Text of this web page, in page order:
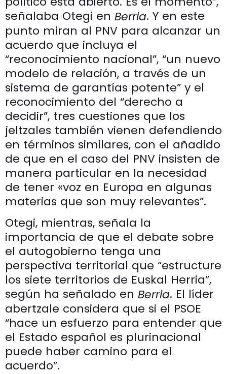
señalaba Otegi en Berria. Y en este
punto miran al PNV para alcanzar un
acuerdo que incluya el
“reconocimiento nacional”, “un nuevo
modelo de relación, a través de un
sistema de garantías potente” y el
reconocimiento del “derecho a
decidir”, tres cuestiones que los
jeltzales también vienen defendiendo
en términos similares, con el añadido
de que en el caso del PNV insisten de
manera particular en la necesidad
de tener «voz en Europa en algunas
materias que son muy relevantes”.
Otegi, mientras, señala la
importancia de que el debate sobre
el autogobierno tenga una
perspectiva territorial que “estructure
los siete territorios de Euskal Herria”,
según ha señalado en Berria. El líder
abertzale considera que si el PSOE
“hace un esfuerzo para entender que
el Estado español es plurinacional
puede haber camino para el
acuerdo”.